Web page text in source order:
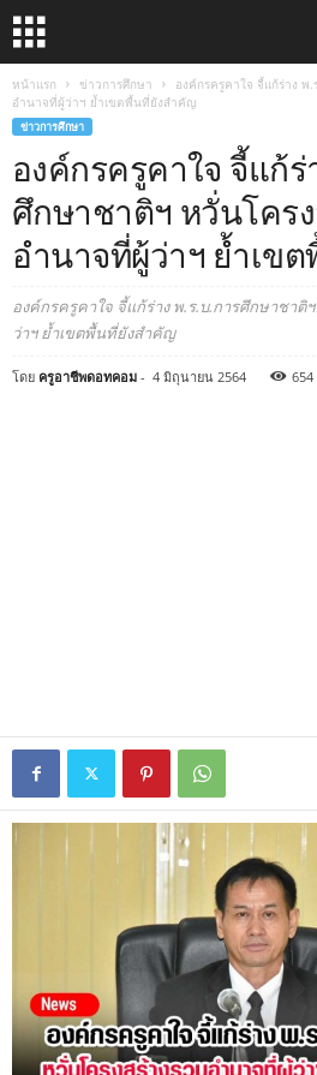
หน้าแรก ข่าวการศึกษา
องค์กรครูคาใจ จี้แก้ร่าง พ
อำนาจที่ผู้ว่าฯ ย้ำเขตพื้นที่ยังสำคัญ
ข่าวการศึกษา
องค์กรครูคาใจ จี้แก้ร่
ศึกษาชาติฯ หวั่นโคร
อำนาจที่ผู้ว่าฯ ย้ำเข
องค์กรครูคาใจ จี้แก้ร่าง พ.ร.บ.การศึกษาชาติ
ว่าฯ ย้ำเขตพื้นที่ยังสำคัญ
โดย ครูอาชีพดอทคอม - 4 มิถุนายน 2564 654